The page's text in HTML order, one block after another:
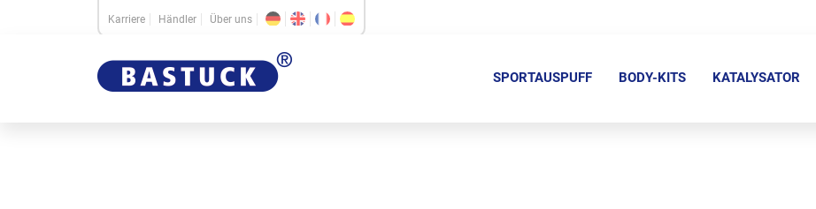
Karriere Händler Über uns
SPORTAUSPUFF BODY-KITS KATALYSATOR